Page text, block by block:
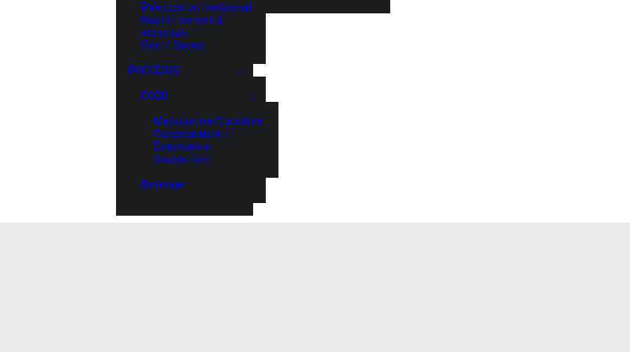
Paletizzatori tradizionali
Nastri / sistemi di
accumulo
Cest / Decest
PROCESSO
FOOD
Mescolatore/Cuocitore
Concentratore /
Evaporatore
Svuota fusti
Beverage